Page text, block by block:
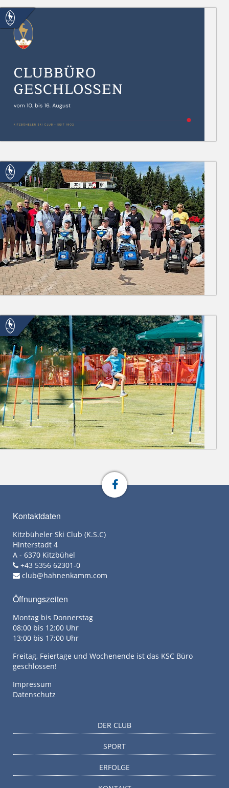
Kontaktdaten
Kitzbüheler Ski Club (K.S.C)
Hinterstadt 4
A - 6370 Kitzbühel
+43 5356 62301-0
club@hahnenkamm.com
Öffnungszeiten
Montag bis Donnerstag
08:00 bis 12:00 Uhr
13:00 bis 17:00 Uhr
Freitag, Feiertage und Wochenende ist das KSC Büro
geschlossen!
Impressum
Datenschutz
DER CLUB
SPORT
ERFOLGE